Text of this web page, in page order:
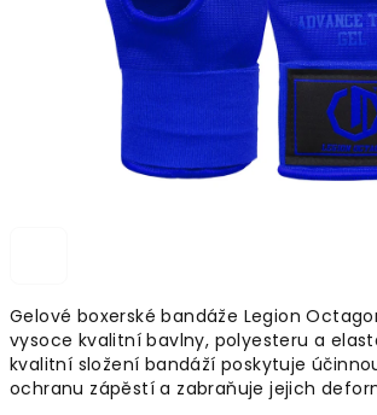
Gelové boxerské bandáže Legion
vysoce kvalitní bavlny, polyesteru a
kvalitní složení bandáží poskytuje
ochranu zápěstí a zabraňuje jejich